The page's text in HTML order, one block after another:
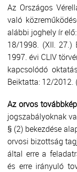
Az Országos
való
alábbi joghely ír elő:
18/1998. (XII. 27.)
1997. évi CLIV
kapcsolódó
Beiktatta: 12/2012.
Az orvos
jogszabályoknak
§ (2) bekezdése
orvosi bizottság
által erre a
és erre irányuló